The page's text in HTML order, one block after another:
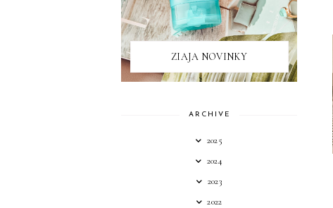
ZIAJA NOVINKY
ARCHIVE
2025
2024
2023
2022